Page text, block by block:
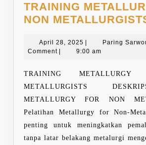
TRAINING
NON
April 28, 2025 April
28,
Paring
Comment
9:00 am
TRAINING
METALLURGISTS
METALLURGY FOR NON
Pelatihan Metallurgy for Non-
penting untuk meningkatkan
tanpa latar belakang metalurgi